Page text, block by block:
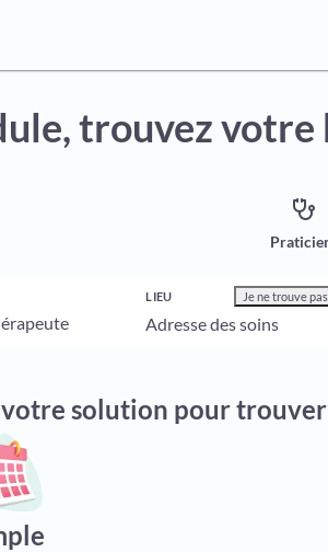
trouvez votre
stethoscope
LIEU Je ne trouve
solution pour